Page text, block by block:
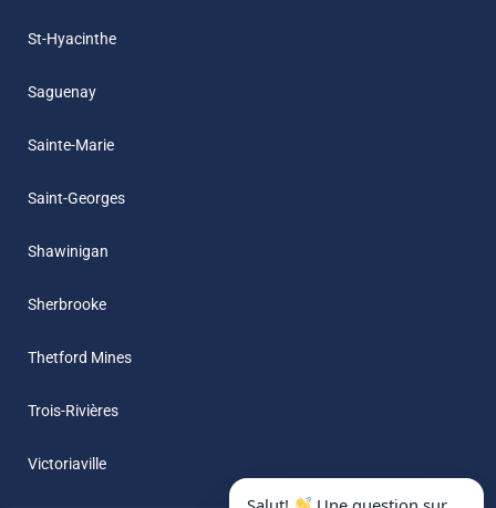
St-Hyacinthe
Saguenay
Sainte-Marie
Saint-Georges
Shawinigan
Sherbrooke
Thetford Mines
Trois-Rivières
Victoriaville